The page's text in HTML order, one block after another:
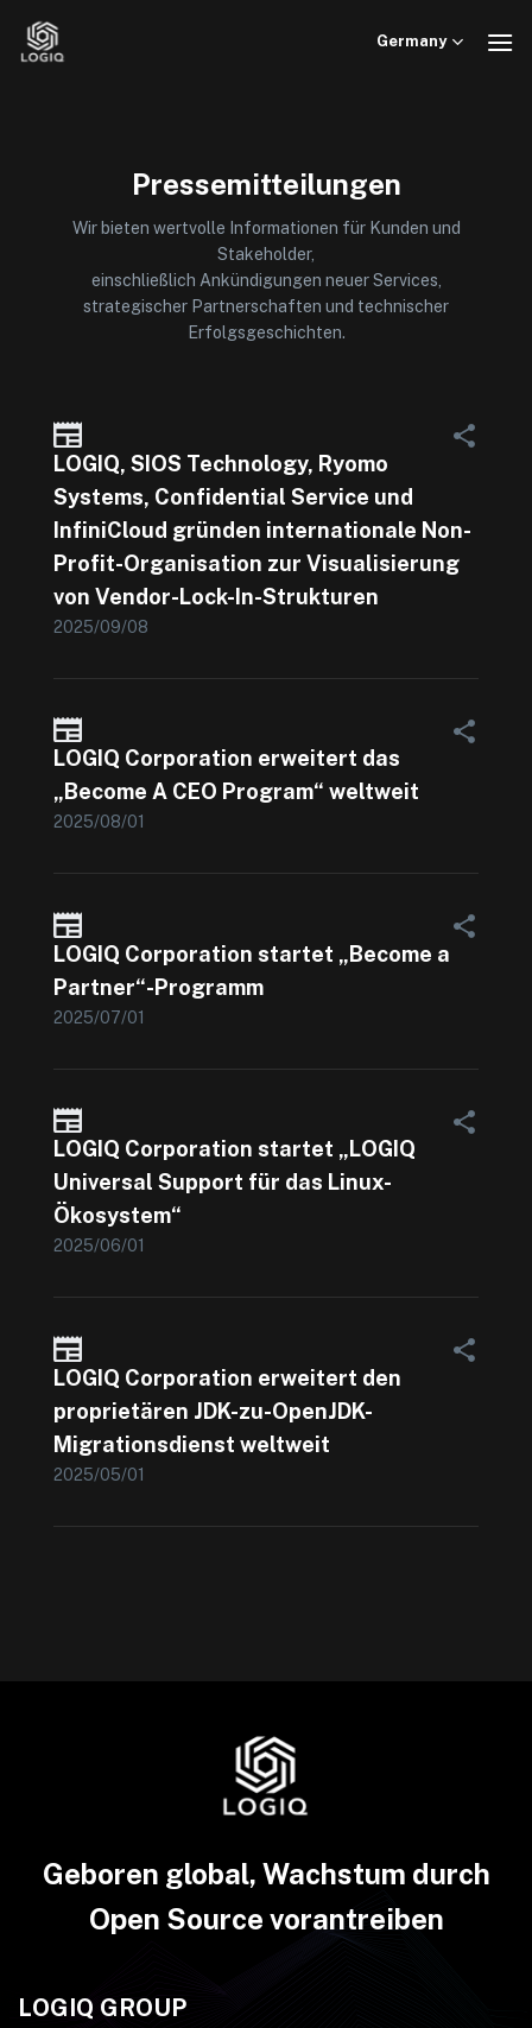
Germany
Pressemitteilungen
Wir bieten wertvolle Informationen für Kunden und
Stakeholder,
einschließlich Ankündigungen neuer Services,
strategischer Partnerschaften und technischer
Erfolgsgeschichten.
LOGIQ, SIOS Technology, Ryomo
Systems, Confidential Service und
InfiniCloud gründen internationale Non-
Profit-Organisation zur Visualisierung
von Vendor-Lock-In-Strukturen
2025/09/08
LOGIQ Corporation erweitert das
„Become A CEO Program“ weltweit
2025/08/01
LOGIQ Corporation startet „Become a
Partner“-Programm
2025/07/01
LOGIQ Corporation startet „LOGIQ
Universal Support für das Linux-
Ökosystem“
2025/06/01
LOGIQ Corporation erweitert den
proprietären JDK-zu-OpenJDK-
Migrationsdienst weltweit
2025/05/01
Geboren global, Wachstum durch
Open Source vorantreiben
LOGIQ GROUP